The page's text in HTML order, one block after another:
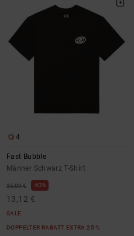
4
Fast Bubble
Männer Schwarz T-Shirt
35,00 € 63%
13,12 €
SALE
DOPPELTER RABATT EXTRA 25 %